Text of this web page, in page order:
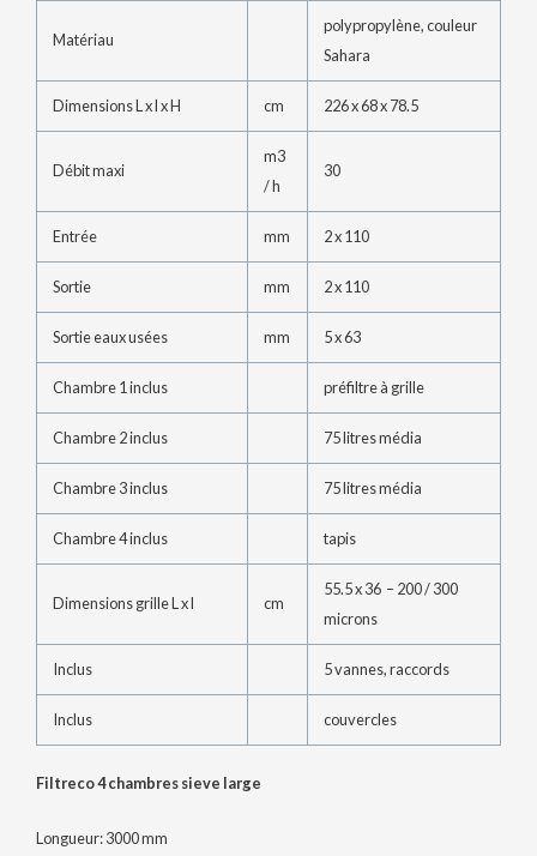
Matériau
polypropylène, couleur
Sahara
Dimensions L x l x H cm 226 x 68 x 78.5
Débit maxi
m3
/ h
30
Entrée mm 2 x 110
Sortie mm 2 x 110
Sortie eaux usées mm 5 x 63
Chambre 1 inclus préfiltre à grille
Chambre 2 inclus 75 litres média
Chambre 3 inclus 75 litres média
Chambre 4 inclus tapis
Dimensions grille L x l cm
55.5 x 36 – 200 / 300
microns
Inclus 5 vannes, raccords
Inclus couvercles
Filtreco 4 chambres sieve large
Longueur: 3000 mm